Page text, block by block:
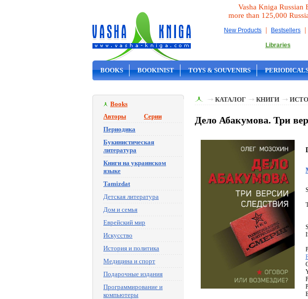
Vasha Kniga Russian
more than 125,000
New Products | Bestsellers |
Libraries
BOOKS BOOKINIST TOYS & SOUVENIRS
Books
Авторы
Серии
Периодика
Букинистическая
литература
Книги на украинском
языке
Tamizdat
Детская литература
Дом и семья
Еврейский мир
Искусство
История и политика
Медицина и спорт
Подарочные издания
Программирование и
компьютеры
КАТАЛОГ КНИГИ
Дело Абакумова. Три